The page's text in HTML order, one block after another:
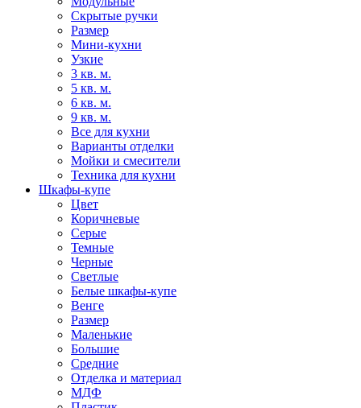
Скрытые ручки
Размер
Мини-кухни
Узкие
3 кв. м.
5 кв. м.
6 кв. м.
9 кв. м.
Все для кухни
Варианты отделки
Мойки и смесители
Техника для кухни
Шкафы-купе
Цвет
Коричневые
Серые
Темные
Черные
Светлые
Белые шкафы-купе
Венге
Размер
Маленькие
Большие
Средние
Отделка и материал
МДФ